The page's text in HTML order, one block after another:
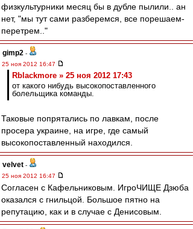
физкультурники месяц бы в дубле пылили.. ан
нет, "мы тут сами разберемся, все порешаем-
перетрем.."
gimp2 -
25 ноя 2012 16:47
Rblackmore » 25 ноя 2012 17:43
от какого нибудь высокопоставленного
болельщика команды.
Таковые попрятались по лавкам, после
просера украине, на игре, где самый
высокопоставленный находился.
velvet -
25 ноя 2012 16:47
Согласен с Кафельниковым. ИгроЧИЩЕ Дзюба
оказался с гнильцой. Большое пятно на
репутацию, как и в случае с Денисовым.